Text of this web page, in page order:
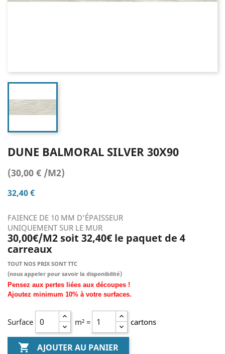
DUNE BALMORAL SILVER 30X90
(30,00 € /M2)
32,40 €
FAIENCE DE 10 MM D'ÉPAISSEUR
UNIQUEMENT SUR LE MUR
30,00€/M2 soit 32,40€ le paquet de 4
carreaux
TOUT NOS PRIX SONT TTC
(nous appeler pour savoir la disponibilité)
Pensez aux pertes liées aux découpes !
Ajoutez minimum 10% à votre surfaces.
Surface m² = cartons
 AJOUTER AU PANIER